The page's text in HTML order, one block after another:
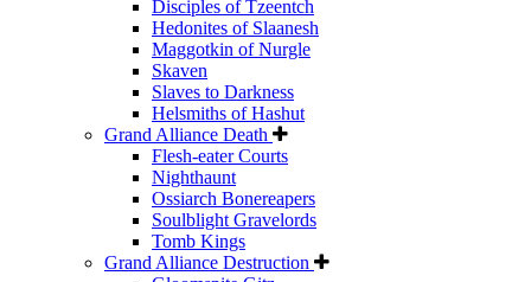
Disciples of Tzeentch
Hedonites of Slaanesh
Maggotkin of Nurgle
Skaven
Slaves to Darkness
Helsmiths of Hashut
Grand Alliance Death
Flesh-eater Courts
Nighthaunt
Ossiarch Bonereapers
Soulblight Gravelords
Tomb Kings
Grand Alliance Destruction